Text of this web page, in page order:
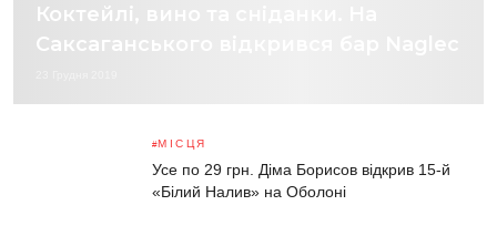
Коктейлі, вино та сніданки. На
Саксаганського відкрився бар Naglec
МІСЦЯ
Усе по 29 грн. Діма Борисов відкрив 15-й
«Білий Налив» на Оболоні